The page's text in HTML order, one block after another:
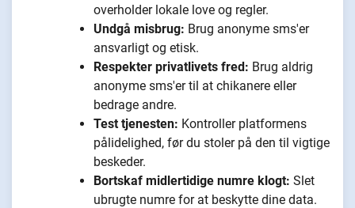
overholder lokale love og regler.
Undgå misbrug: Brug anonyme sms'er
ansvarligt og etisk.
Respekter privatlivets fred: Brug aldrig
anonyme sms'er til at chikanere eller
bedrage andre.
Test tjenesten: Kontroller platformens
pålidelighed, før du stoler på den til vigtige
beskeder.
Bortskaf midlertidige numre klogt: Slet
ubrugte numre for at beskytte dine data.